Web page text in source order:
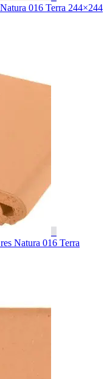
016 Terra 244×244
Natura 016 Terra